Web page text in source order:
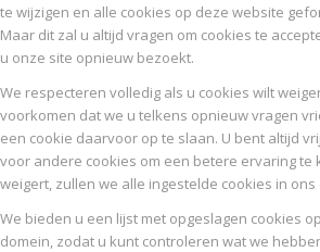
te wijzigen en alle cookies op deze website
Maar dit zal u altijd vragen om cookies te
u onze site opnieuw bezoekt.
We respecteren volledig als u cookies wilt
voorkomen dat we u telkens opnieuw vragen
een cookie daarvoor op te slaan. U bent altijd
voor andere cookies om een betere ervaring te
weigert, zullen we alle ingestelde cookies in
We bieden u een lijst met opgeslagen cookies
domein, zodat u kunt controleren wat we